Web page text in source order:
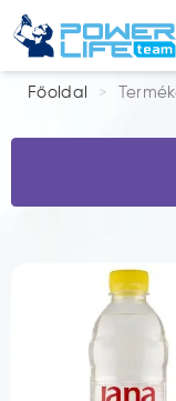
Főoldal